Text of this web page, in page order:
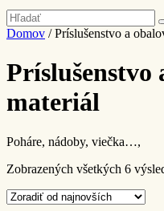
Domov / Príslušenstvo a
Príslušenstvo
materiál
Poháre, nádoby, viečka…,
Zobrazených všetkých 6